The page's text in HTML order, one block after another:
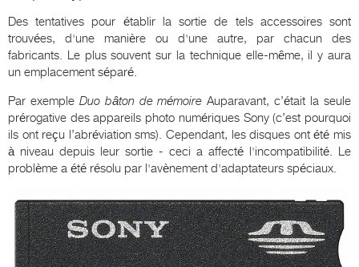
Des tentatives pour établir la sortie de tels accessoires sont
trouvées, d'une manière ou d'une autre, par chacun des
fabricants. Le plus souvent sur la technique elle-même, il y aura
un emplacement séparé.
Par exemple Duo bâton de mémoire Auparavant, c’était la seule
prérogative des appareils photo numériques Sony (c’est pourquoi
ils ont reçu l’abréviation sms). Cependant, les disques ont été mis
à niveau depuis leur sortie - ceci a affecté l'incompatibilité. Le
problème a été résolu par l'avènement d'adaptateurs spéciaux.